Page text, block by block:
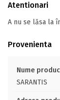
Atentionari
A nu se lăsa la
Provenienta
Nume
SARANTIS